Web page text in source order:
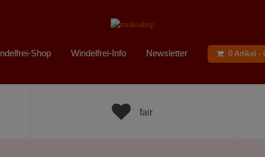
Shop Windelfrei-Info Newsletter 0 Artikel -
fair